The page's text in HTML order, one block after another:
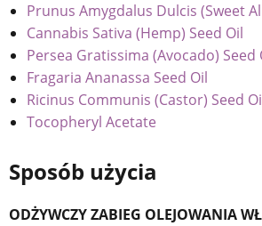
Prunus Amygdalus Dulcis (Sweet
Cannabis Sativa (Hemp) Seed Oil
Persea Gratissima (Avocado) Seed
Fragaria Ananassa Seed Oil
Ricinus Communis (Castor) Seed
Tocopheryl Acetate
Sposób użycia
ODŻYWCZY ZABIEG OLEJOWANIA